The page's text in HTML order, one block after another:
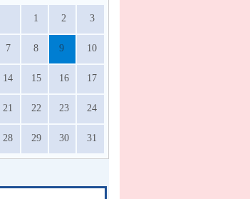
1 2 3
7 8 9 10
14 15 16 17
21 22 23 24
28 29 30 31